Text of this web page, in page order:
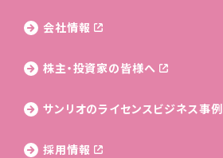
会社情報
株主・投資家の皆様へ
サンリオのライセンス ビジネス事例
採用情報